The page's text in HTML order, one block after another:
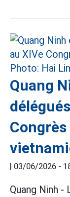
Quang
| 03/06/2026 -
Quang Ninh -